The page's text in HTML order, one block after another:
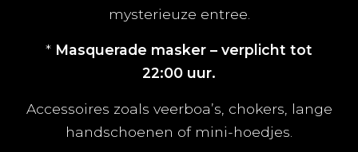
mysterieuze entree.
* Masquerade masker – verplicht tot
22:00 uur.
Accessoires zoals veerboa’s, chokers, lange
handschoenen of mini-hoedjes.